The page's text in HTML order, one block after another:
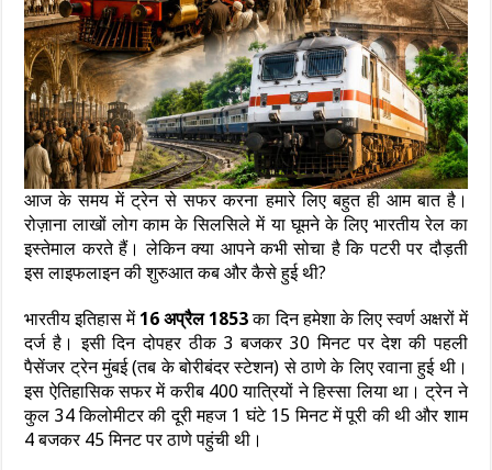
आज के समय में ट्रेन से सफर करना हमारे लिए बहुत ही आम बात है।
रोज़ाना लाखों लोग काम के सिलसिले में या घूमने के लिए भारतीय रेल का
इस्तेमाल करते हैं। लेकिन क्या आपने कभी सोचा है कि पटरी पर दौड़ती
इस लाइफलाइन की शुरुआत कब और कैसे हुई थी?
भारतीय इतिहास में 16 अप्रैल 1853का दिन हमेशा के लिए स्वर्ण अक्षरों में
दर्ज है। इसी दिन दोपहर ठीक 3 बजकर 30 मिनट पर देश की पहली
पैसेंजर ट्रेन मुंबई (तब के बोरीबंदर स्टेशन) से ठाणे के लिए रवाना हुई थी।
इस ऐतिहासिक सफर में करीब 400 यात्रियों ने हिस्सा लिया था। ट्रेन ने
कुल 34 किलोमीटर की दूरी महज 1 घंटे 15 मिनट में पूरी की थी और शाम
4 बजकर 45 मिनट पर ठाणे पहुंची थी।